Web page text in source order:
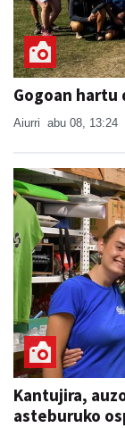
Gogoan
Aiurri abu 08, 13:24
Kantujira,
asteburuko